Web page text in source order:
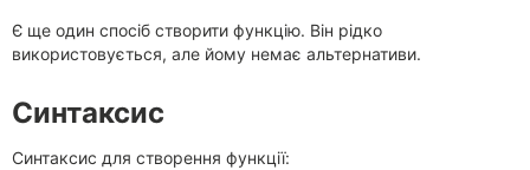
Є ще один спосіб створити функцію. Він рідко
використовується, але йому немає альтернативи.
Синтаксис
Синтаксис для створення функції: